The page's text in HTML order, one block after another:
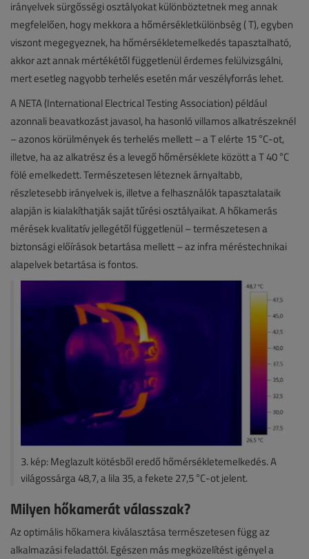
irányelvek sürgősségi osztályokat különböztetnek meg annak
megfelelően, hogy mekkora a hőmérsékletkülönbség ( T), egyben
viszont megegyeznek, ha hőmérsékletemelkedés tapasztalható,
akkor azt annak mértékétől függetlenül érdemes felülvizsgálni,
mert esetleg nagyobb terhelés esetén már veszélyforrás lehet.
A NETA (International Electrical Testing Association) például
azonnali beavatkozást javasol, ha hasonló villamos alkatrészeknél
– azonos körülmények és terhelés mellett – a T elérte 15 °C-ot,
illetve, ha az alkatrész és a levegő hőmérséklete között a T 40 °C
fölé emelkedett. Természetesen léteznek árnyaltabb,
részletesebb irányelvek is, illetve a felhasználók tapasztalataik
alapján is kialakíthatják saját tűrési osztályaikat. A hőkamerás
mérések kvalitatív jellegétől függetlenül – természetesen a
biztonsági előírások betartása mellett – az infra méréstechnikai
alapelvek betartása is fontos.
3. kép: Meglazult kötésből eredő hőmérsékletemelkedés. A
világossárga 48,7, a lila 35, a fekete 27,5 °C-ot jelent.
Milyen hőkamerát válasszak?
Az optimális hőkamera kiválasztása természetesen függ az
alkalmazási feladattól. Egészen más megközelítést igényel a